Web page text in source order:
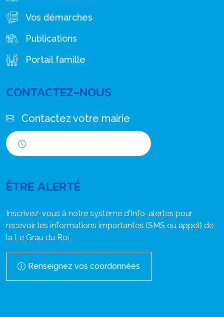
Vos démarches
Publications
Portail famille
CONTACTEZ-NOUS
Contactez votre mairie
ÊTRE ALERTÉ
Inscrivez-vous à notre système d'Info-alertes pour
recevoir les informations importantes (SMS ou appel) de
la Le Grau du Roi
Renseignez vos coordonnées